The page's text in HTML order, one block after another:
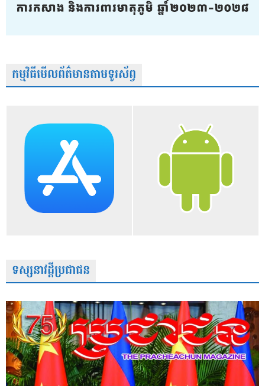
កម្មវិធីមើលព័ត៌មានតាមទូរស័ព្វ
ទស្សនាវដ្តីប្រជាជន